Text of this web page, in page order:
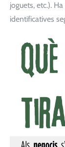
joguets, etc.).
identificatives